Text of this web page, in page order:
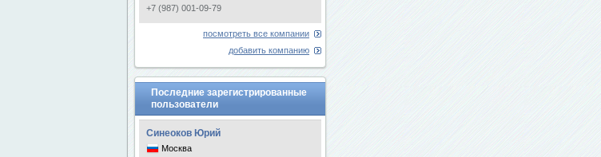
+7 (987) 001-09-79
посмотреть все компании
добавить компанию
Последние зарегистрированные
пользователи
Синеоков Юрий
Москва